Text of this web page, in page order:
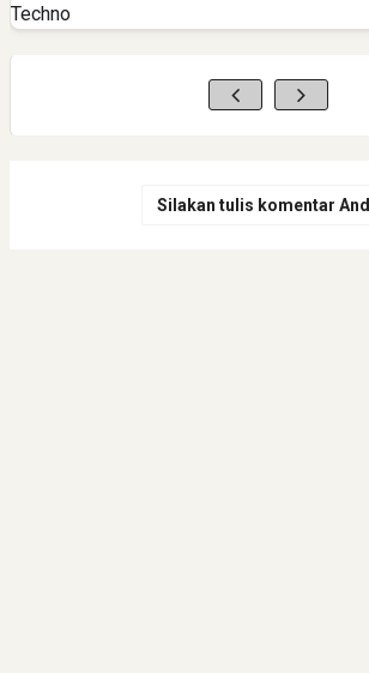
Techno
Silakan tulis komentar